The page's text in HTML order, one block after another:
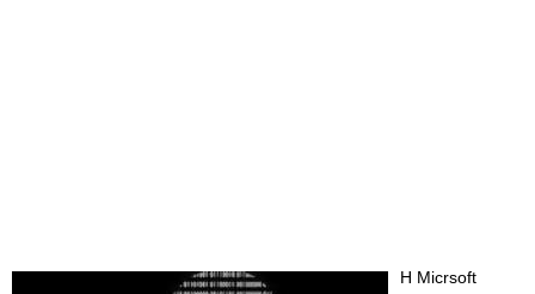
Η Micrsoft